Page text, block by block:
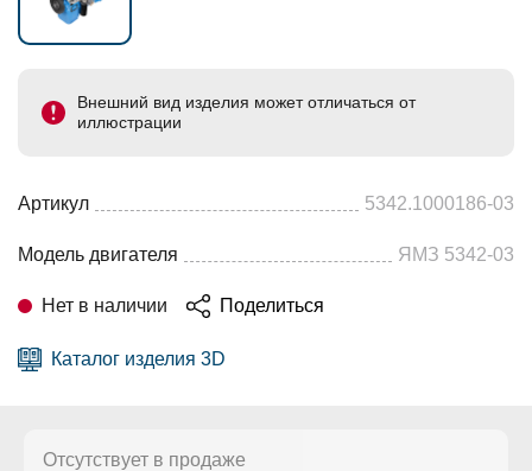
Внешний вид изделия может отличаться от
иллюстрации
Артикул 5342.1000186-03
Модель двигателя ЯМЗ 5342-03
Нет в наличии Поделиться
Каталог изделия 3D
Отсутствует в продаже